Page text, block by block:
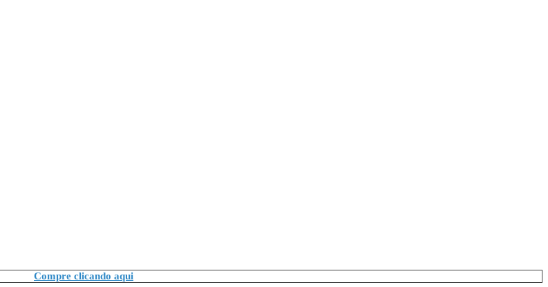
Compre clicando aqui